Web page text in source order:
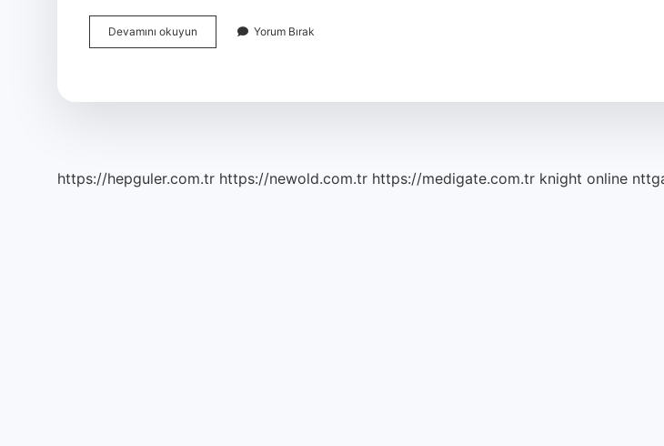
Devamını okuyun
Duman
Yorum Bırak
https://hepguler.com.tr https://newold.com.tr https://medigate.com.tr knight online